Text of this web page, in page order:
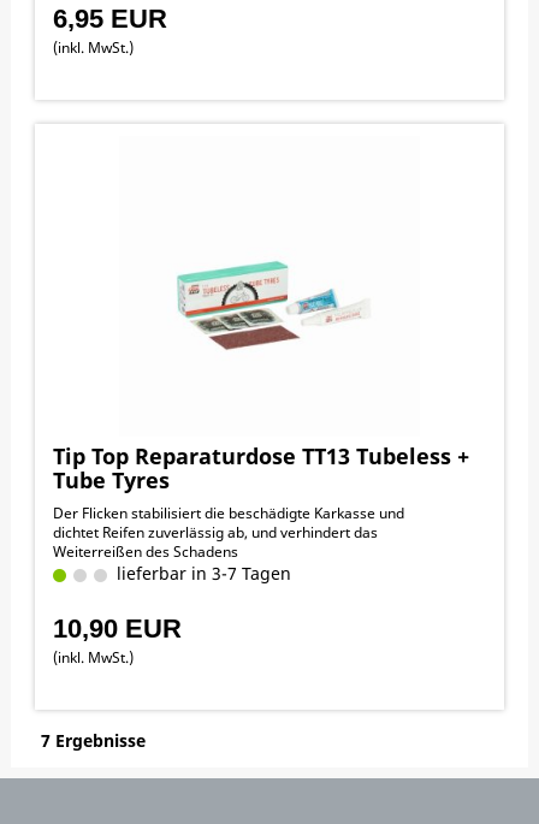
6,95 EUR
(inkl. MwSt.)
Tip Top Reparaturdose TT13 Tubeless +
Tube Tyres
Der Flicken stabilisiert die beschädigte Karkasse und
dichtet Reifen zuverlässig ab, und verhindert das
Weiterreißen des Schadens
lieferbar in 3-7 Tagen
10,90 EUR
(inkl. MwSt.)
7 Ergebnisse